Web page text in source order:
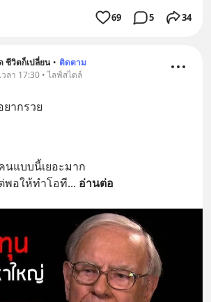
69 5 34
ชีวิตก็เปลี่ยน • ติดตาม
ลา 17:30 • ไลฟ์สไตล์
ากรวย
นแบบนี้เยอะมาก
พอให้ทำโอที... อ่านต่อ